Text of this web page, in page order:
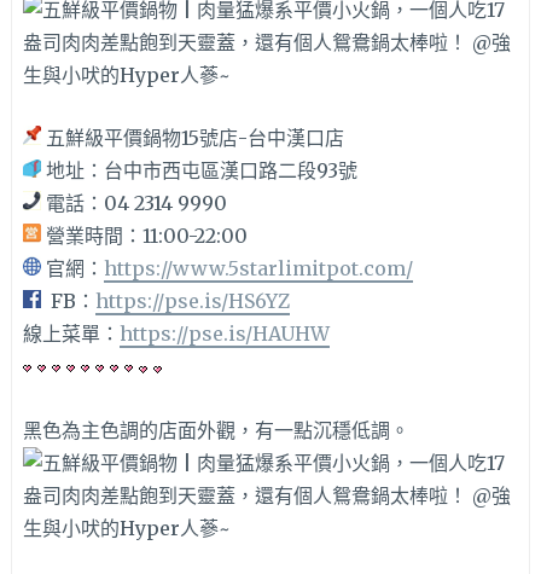
五鮮級平價鍋物15號店-台中漢口店
地址：台中市西屯區漢口路二段93號
電話：04 2314 9990
營業時間：11:00-22:00
官網： https://www.5starlimitpot.com/
FB： https://pse.is/HS6YZ
線上菜單： https://pse.is/HAUHW
黑色為主色調的店面外觀，有一點沉穩低調。